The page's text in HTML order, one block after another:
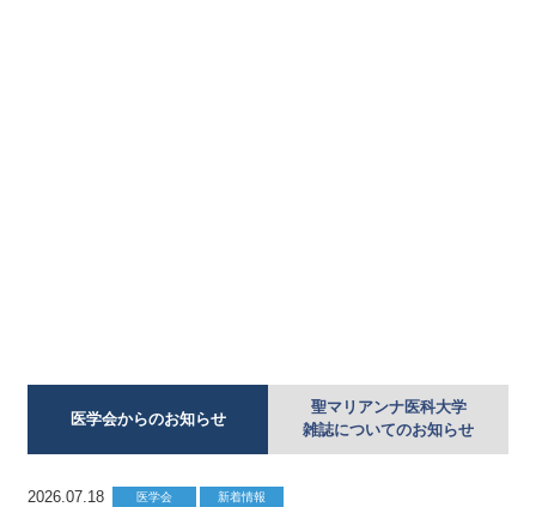
医学会からのお知らせ
聖マリアンナ医科大学
雑誌についてのお知らせ
2026.07.18 医学会 新着情報